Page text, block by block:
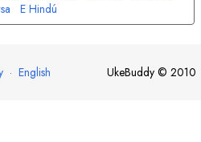
E Hindú
· English UkeBuddy © 2010